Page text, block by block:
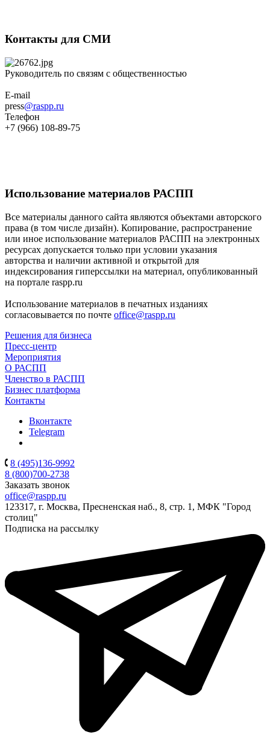
Контакты для СМИ
Руководитель по связям с общественностью
E-mail
press@raspp.ru
Телефон
+7 (966) 108-89-75
Использование материалов РАСПП
Все материалы данного сайта являются объектами авторского
права (в том числе дизайн). Копирование, распространение
или иное использование материалов РАСПП на электронных
ресурсах допускается только при условии указания
авторства и наличии активной и открытой для
индексирования гиперссылки на материал, опубликованный
на портале raspp.ru
Использование материалов в печатных изданиях
согласовывается по почте office@raspp.ru
Решения для бизнеса
Пресс-центр
Мероприятия
О РАСПП
Членство в РАСПП
Бизнес платформа
Контакты
Вконтакте
Telegram
8 (495)136-9992
8 (800)700-2738
Заказать звонок
office@raspp.ru
123317, г. Москва, Пресненская наб., 8, стр. 1, МФК "Город
столиц"
Подписка на рассылку